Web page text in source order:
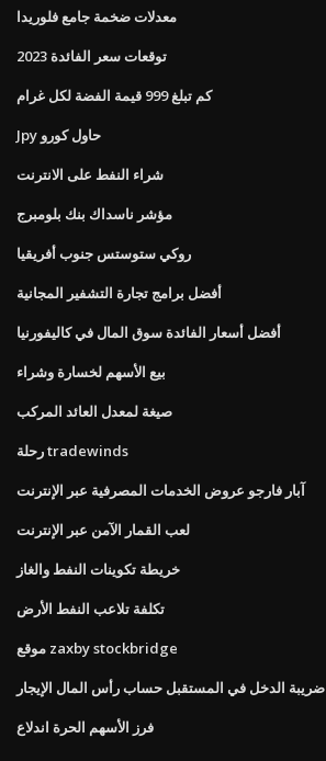
معدلات ضخمة جامع فلوريدا
توقعات سعر الفائدة 2023
كم تبلغ 999 قيمة الفضة لكل غرام
Jpy حاول كورو
شراء النفط على الانترنت
مؤشر ناسداك بنك بلومبرج
روكي ستوستس جنوب أفريقيا
أفضل برامج تجارة التشفير المجانية
أفضل أسعار الفائدة سوق المال في كاليفورنيا
بيع الأسهم لخسارة وشراء
صيغة لمعدل العائد المركب
رحلة tradewinds
آبار فارجو عروض الخدمات المصرفية عبر الإنترنت
لعب القمار الآمن عبر الإنترنت
خريطة تكوينات النفط والغاز
تكلفة تلاعب النفط الأرض
موقع zaxby stockbridge
ضريبة الدخل في المستقبل حساب رأس المال الإيجار
فرز الأسهم الحرة اندلاع